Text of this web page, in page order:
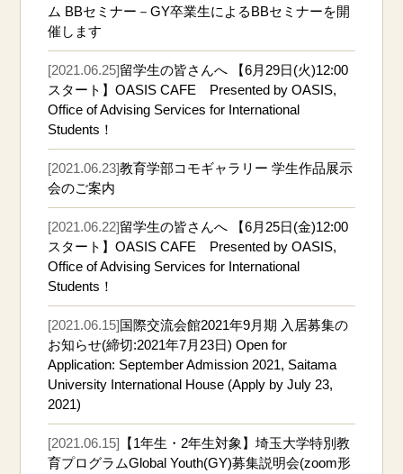
ム BBセミナー－GY卒業生によるBBセミナーを開
催します
[2021.06.25]留学生の皆さんへ 【6月29日(火)12:00
スタート】OASIS CAFE Presented by OASIS,
Office of Advising Services for International
Students！
[2021.06.23]教育学部コモギャラリー 学生作品展示
会のご案内
[2021.06.22]留学生の皆さんへ 【6月25日(金)12:00
スタート】OASIS CAFE Presented by OASIS,
Office of Advising Services for International
Students！
[2021.06.15]国際交流会館2021年9月期 入居募集の
お知らせ(締切:2021年7月23日) Open for
Application: September Admission 2021, Saitama
University International House (Apply by July 23,
2021)
[2021.06.15] 【1年生・2年生対象】埼玉大学特別教
育プログラムGlobal Youth(GY)募集説明会(zoom形